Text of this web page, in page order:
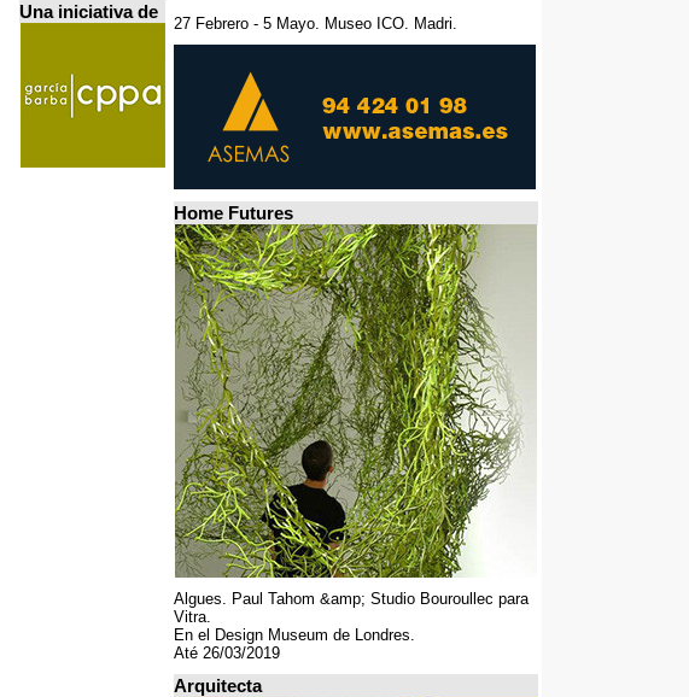
Una iniciativa de
27 Febrero - 5 Mayo. Museo ICO. Madri.
Home Futures
Algues. Paul Tahom &amp; Studio Bouroullec para
Vitra.
En el Design Museum de Londres.
Até 26/03/2019
Arquitecta